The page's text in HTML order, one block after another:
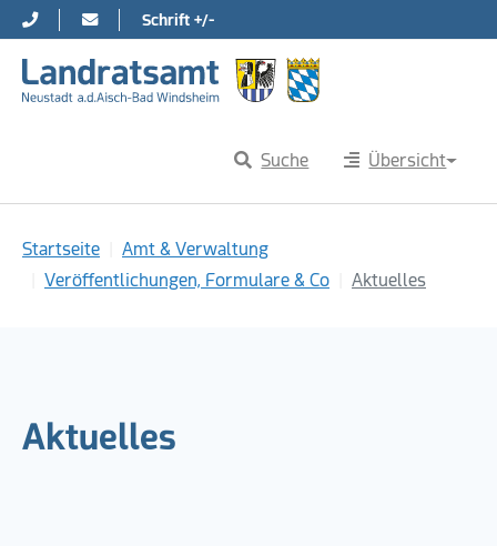
Direkt zur Hauptnavigation springen
Direkt zum Inhalt springen
Schrift +/-
Suche Übersicht
Startseite
Amt & Verwaltung
Veröffentlichungen, Formulare & Co
Aktuelles
Aktuelles